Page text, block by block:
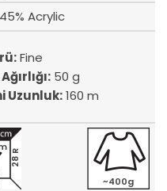
Acrylic
Fine
50 g
Uzunluk:160 m
28 R
~400g